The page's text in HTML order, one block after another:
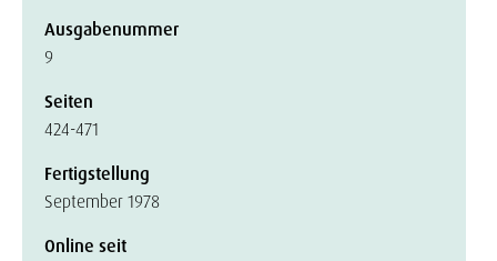
Ausgabenummer
9
Seiten
424-471
Fertigstellung
September 1978
Online seit